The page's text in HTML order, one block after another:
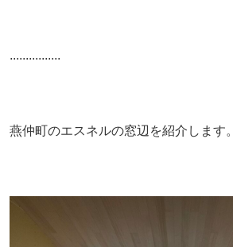
................
燕仲町のエスネルの窓辺を紹介します。